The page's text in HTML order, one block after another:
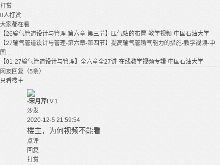
打赏
0人打赏
大家都在看
【26输气管道设计与管理-第六章-第三节】压气站的布置-教学视频-中国石油大学
【27输气管道设计与管理-第六章-第四节】提高输气管输气能力的措施-教学视频-中
国...
【01-27输气管道设计与管理】全六章全27讲-在线教学视频专辑-中国石油大学
网友回复（5条）
只看楼主
-宋月芹LV.1
沙发
2020-12-5 21:59:54
楼主，为何视频不能看
点评
回复
打赏